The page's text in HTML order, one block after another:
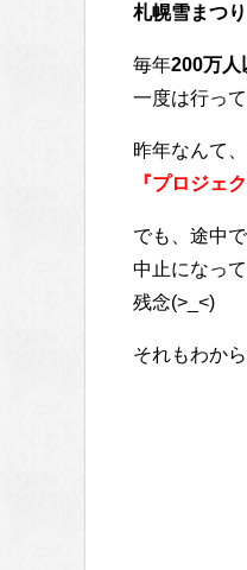
札幌雪まつり
毎年200万人
一度は行って
昨年なんて
『プロジェ
でも、途中
中止になっ
残念(>_<)
それもわか